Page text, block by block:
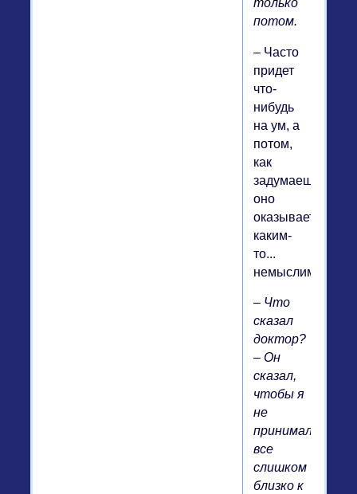
только
потом.
– Часто
придет
что-
нибудь
на ум, а
потом,
как
задумаешься,
оно
оказывается
каким-
то...
немыслимым.
– Что
сказал
доктор?
– Он
сказал,
чтобы я
не
принимал
все
слишком
близко к